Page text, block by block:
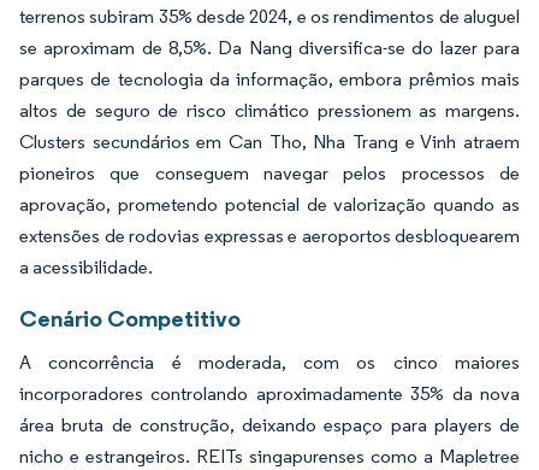
terrenos subiram 35% desde 2024, e os rendimentos de aluguel
se aproximam de 8,5%. Da Nang diversifica-se do lazer para
parques de tecnologia da informação, embora prêmios mais
altos de seguro de risco climático pressionem as margens.
Clusters secundários em Can Tho, Nha Trang e Vinh atraem
pioneiros que conseguem navegar pelos processos de
aprovação, prometendo potencial de valorização quando as
extensões de rodovias expressas e aeroportos desbloquearem
a acessibilidade.
Cenário Competitivo
A concorrência é moderada, com os cinco maiores
incorporadores controlando aproximadamente 35% da nova
área bruta de construção, deixando espaço para players de
nicho e estrangeiros. REITs singapurenses como a Mapletree